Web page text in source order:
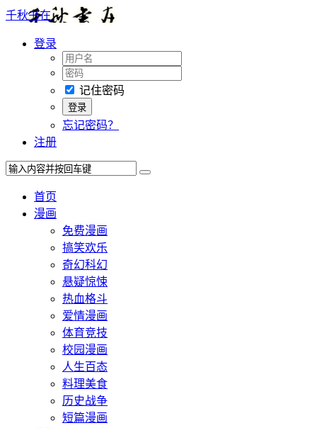
千秋书在
登录
记住密码
忘记密码？
注册
首页
漫画
免费漫画
搞笑欢乐
奇幻科幻
悬疑惊悚
热血格斗
爱情漫画
体育竞技
校园漫画
人生百态
料理美食
历史战争
短篇漫画